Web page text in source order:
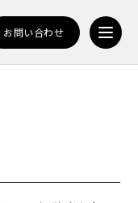
お問い合わせ